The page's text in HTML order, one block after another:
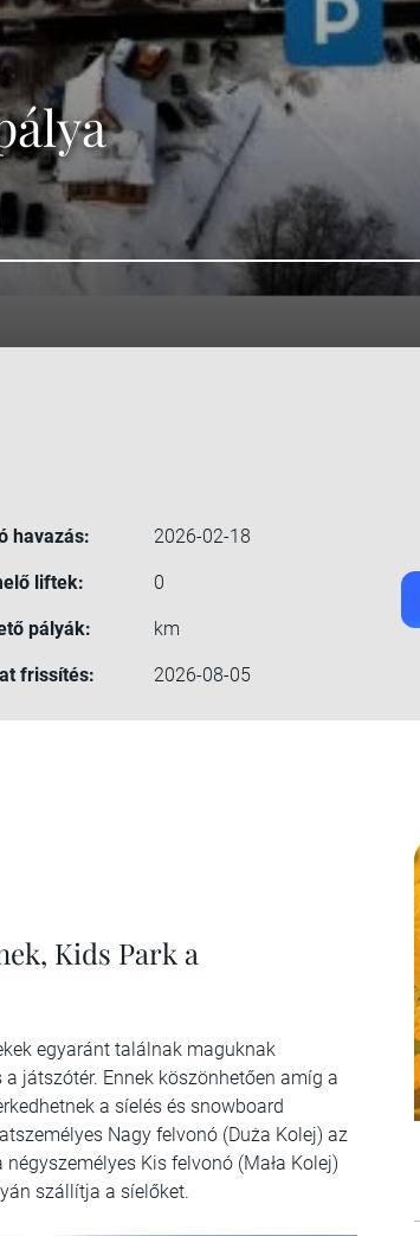
havazás: 2026-02-18
liftek: 0
pályák: km
frissítés: 2026-08-05
Kids Park a
egyaránt találnak maguknak
játszótér. Ennek köszönhetően amíg a
a síelés és snowboard
Nagy felvonó (Duża Kolej) az
Kis felvonó (Mała Kolej)
szállítja a síelőket.